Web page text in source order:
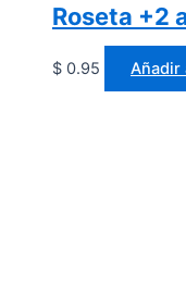
Roseta +2
$ 0.95 Añadir